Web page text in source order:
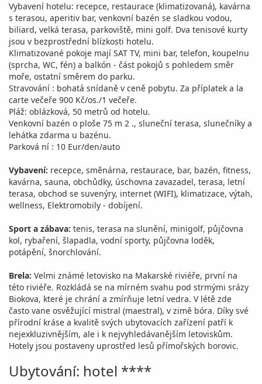
Vybavení hotelu: recepce, restaurace (klimatizovaná), kavárna
s terasou, aperitiv bar, venkovní bazén se sladkou vodou,
biliard, velká terasa, parkoviště, mini golf. Dva tenisové kurty
jsou v bezprostřední blízkosti hotelu.
Klimatizované pokoje mají SAT TV, mini bar, telefon, koupelnu
(sprcha, WC, fén) a balkón - část pokojů s pohledem směr
moře, ostatní směrem do parku.
Stravování : bohatá snídaně v ceně pobytu. Za příplatek a la
carte večeře 900 Kč/os./1 večeře.
Pláž: oblázková, 50 metrů od hotelu.
Venkovní bazén o ploše 75 m 2 ., sluneční terasa, slunečníky a
lehátka zdarma u bazénu.
Parková ní : 10 Eur/den/auto
Vybavení: recepce, směnárna, restaurace, bar, bazén, fitness,
kavárna, sauna, obchůdky, úschovna zavazadel, terasa, letní
terasa, obchod se suvenýry, internet (WIFI), klimatizace, výtah,
wellness, Elektromobily - dobíjení.
Sport a zábava: tenis, terasa na slunění, minigolf, půjčovna
kol, rybaření, šlapadla, vodní sporty, půjčovna loděk,
potápění, šnorchlování.
Brela: Velmi známé letovisko na Makarské riviéře, první na
této riviéře. Rozkládá se na mírném svahu pod strmými srázy
Biokova, které je chrání a zmírňuje letní vedra. V létě zde
často vane osvěžující mistral (maestral), v zimě bóra. Díky své
přírodní kráse a kvalitě svých ubytovacích zařízení patří k
nejexkluzivnějším, ale i k nejvyhledávanějším letoviskům.
Hotely jsou postaveny uprostřed lesů přímořských borovic.
Ubytování: hotel ****